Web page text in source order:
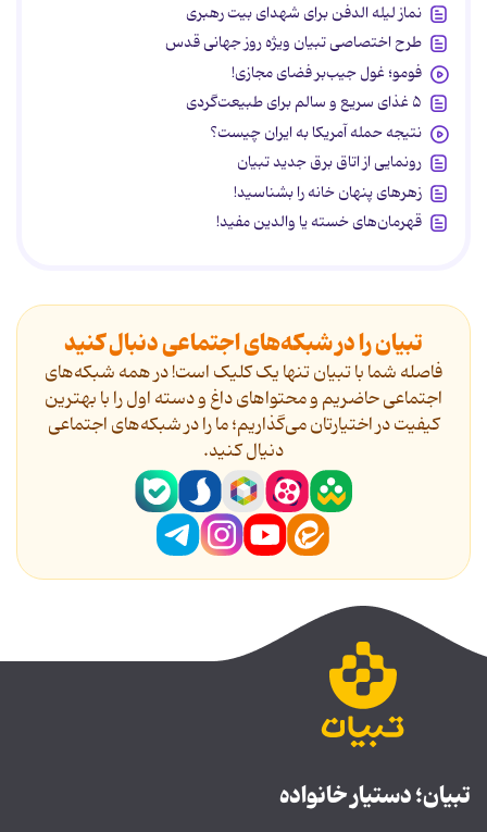
نماز لیله الدفن برای شهدای بیت رهبری
طرح اختصاصی تبیان ویژه روز جهانی قدس
فومو؛ غول جیب‌بر فضای مجازی!
۵ غذای سریع و سالم برای طبیعت‌گردی
نتیجه حمله آمریکا به ایران چیست؟
رونمایی از اتاق برق جدید تبیان
زهرهای پنهان خانه را بشناسید!
قهرمان‌های خسته یا والدین مفید!
تبیان را در شبکه‌های اجتماعی دنبال کنید
فاصله شما با تبیان تنها یک کلیک است! در همه شبکه‌های
اجتماعی حاضریم و محتواهای داغ و دسته اول را با بهترین
کیفیت در اختیارتان می‌گذاریم؛ ما را در شبکه‌های اجتماعی
دنیال کنید.
تبیان؛ دستیار خانواده